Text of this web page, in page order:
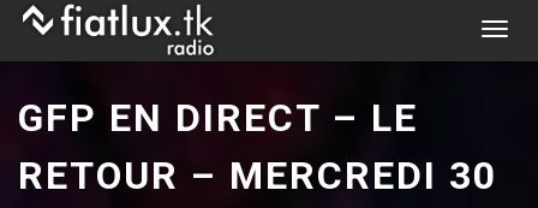
Skip
T
o
GFP EN DIRECT – LE
RETOUR – MERCREDI 30